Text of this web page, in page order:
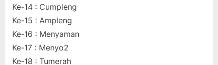
Ke-14 : Cumpleng
Ke-15 : Ampleng
Ke-16 : Menyaman
Ke-17 : Menyo2
Ke-18 : Tumerah